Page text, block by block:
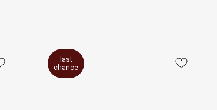
last
chance